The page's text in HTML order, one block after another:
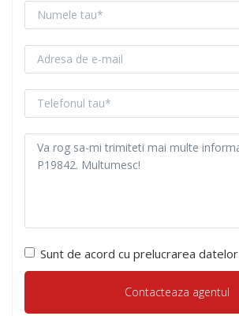
Sunt de acord cu prelucrarea datelor